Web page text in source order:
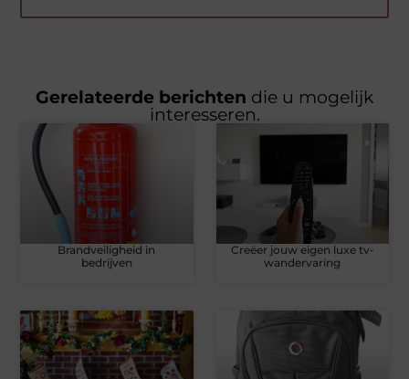
Gerelateerde berichten die u mogelijk
interesseren.
Brandveiligheid in
bedrijven
Creëer jouw eigen luxe tv-
wandervaring